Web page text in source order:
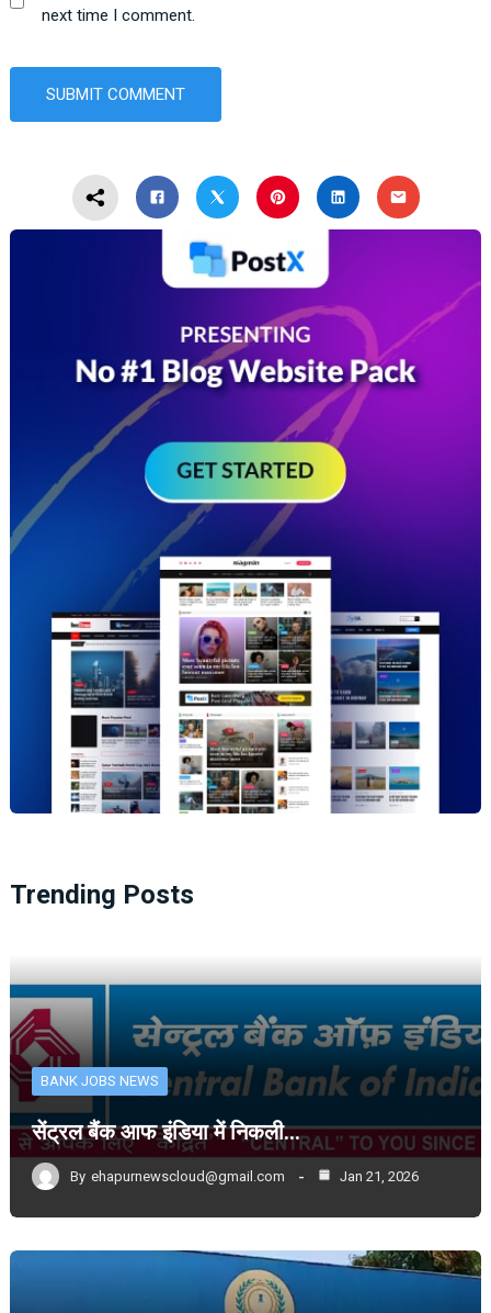
next time I comment.
Trending Posts
BANK JOBS NEWS
सेंट्रल बैंक आफ इंडिया में निकली…
By ehapurnewscloud@gmail.com Jan 21, 2026